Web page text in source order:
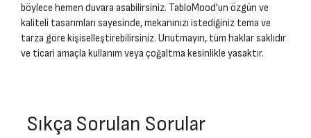
böylece hemen duvara asabilirsiniz. TabloMood'un özgün ve
kaliteli tasarımları sayesinde, mekanınızı istediğiniz tema ve
tarza göre kişiselleştirebilirsiniz. Unutmayın, tüm haklar saklıdır
ve ticari amaçla kullanım veya çoğaltma kesinlikle yasaktır.
Sıkça Sorulan Sorular